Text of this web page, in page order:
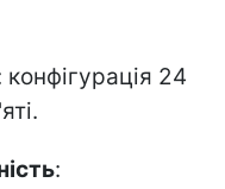
конфігурація 24
: